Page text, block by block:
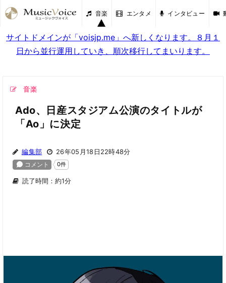
音楽 エンタメ インタビュー
サイトドメインが「voisjp.me」へ新しくなります。８月１
日から並行運用していき、順次移行してまいります。
音楽
Ado、日産スタジアム公演のタイトルが
「Ao」に決定
編集部 26年05月18日22時48分
読了時間：約1分